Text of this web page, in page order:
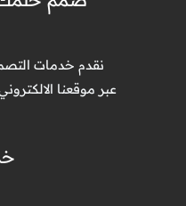
نقدم خدمات
عبر موقعنا